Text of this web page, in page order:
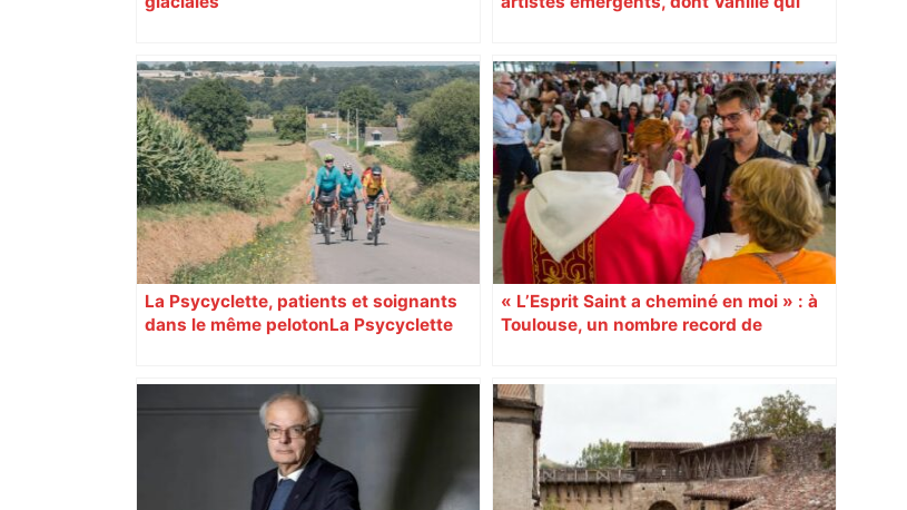
La Psycyclette, patients et soignants
dans le même peloton​​​​​​ La Psycyclette
vivant avec des troubles psychiques,
des soignants et des cyclotouristes.
« La Croix » a participé en septembre à
sa septième édition, du Mont-Saint-
Michel à Toulouse.
« L’Esprit Saint a cheminé en moi » : à
Toulouse, un nombre record de
1 000 jeunes et adultes qui ont reçu la
confirmation, se sont rassemblées
dimanche 8 juin, au Parc des
expositions de Toulouse. Un
événement diocésain hors norme. 9